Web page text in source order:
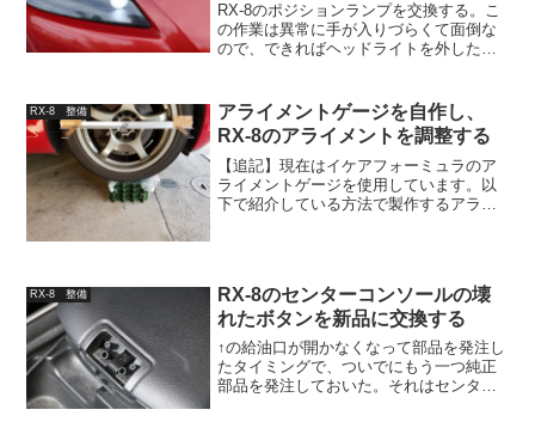
RX-8のポジションランプを交換する。こ
の作業は異常に手が入りづらくて面倒な
ので、できればヘッドライトを外したタ
交換方法RX-8（前期）のポジションラン
プは一番内側のレ...
RX-8 整備
アライメントゲージを自作し、
RX-8のアライメントを調整する
【追記】現在はイケアフォーミュラのア
ライメントゲージを使用しています。以
下で紹介している方法で製作するアライ
RX-8 整備
RX-8のセンターコンソールの壊
れたボタンを新品に交換する
↑の給油口が開かなくなって部品を発注し
たタイミングで、ついでにもう一つ純正
部品を発注しておいた。それはセンター